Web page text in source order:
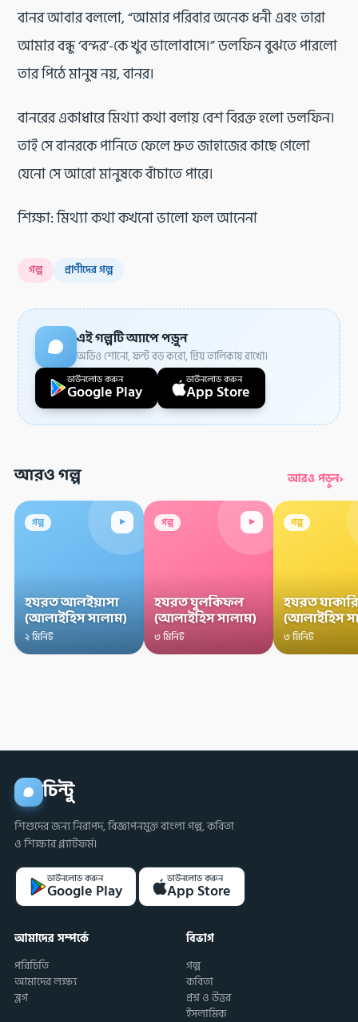
বানর আবার বললো, “আমার পরিবার অনেক ধনী এবং তারা
আমার বন্ধু ‘বন্দর’-কে খুব ভালোবাসে।” ডলফিন বুঝতে পারলো
তার পিঠে মানুষ নয়, বানর।
বানরের একাধারে মিথ্যা কথা বলায় বেশ বিরক্ত হলো ডলফিন।
তাই সে বানরকে পানিতে ফেলে দ্রুত জাহাজের কাছে গেলো
যেনো সে আরো মানুষকে বাঁচাতে পারে।
শিক্ষা: মিথ্যা কথা কখনো ভালো ফল আনেনা
গল্প প্রাণীদের গল্প
এই গল্পটি অ্যাপে পড়ুন
অডিও শোনো, ফন্ট বড় করো, প্রিয় তালিকায় রাখো।
ডাউনলোড করুন
Google Play
ডাউনলোড করুন
App Store
আরও গল্প আরও পড়ুন›
গল্প ▸
হযরত আলইয়াসা
(আলাইহিস সালাম)
২ মিনিট
গল্প ▸
হযরত যুলকিফল
(আলাইহিস সালাম)
৩ মিনিট
গল্প
হযরত
(আলাইহিস
৩ মিনিট
চিন্টু
শিশুদের জন্য নিরাপদ, বিজ্ঞাপনমুক্ত বাংলা গল্প, কবিতা
ও শিক্ষার প্ল্যাটফর্ম।
ডাউনলোড করুন
Google Play
ডাউনলোড করুন
App Store
আমাদের সম্পর্কে
পরিচিতি
আমাদের লক্ষ্য
ব্লগ
বিভাগ
গল্প
কবিতা
প্রশ্ন ও উত্তর
ইসলামিক